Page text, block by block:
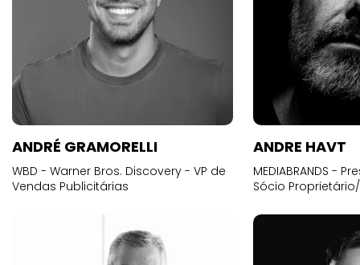
ANDRÉ GRAMORELLI
WBD - Warner Bros. Discovery - VP de
Vendas Publicitárias
ANDRE HAVT
MEDIABRANDS -
Sócio